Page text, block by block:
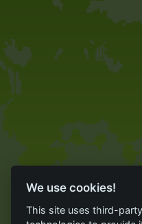
We use cookies!
This site uses third-